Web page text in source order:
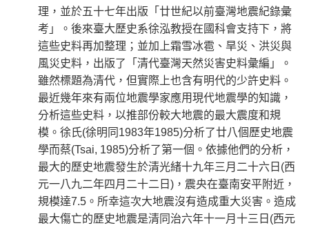
理，並於五十七年出版「廿世紀以前臺灣地震紀錄彙
考」。後來臺大歷史系徐泓教授在國科會支持下，將
這些史料再加整理；並加上霜雪冰雹、旱災、洪災與
風災史料，出版了「清代臺灣天然災害史料彙編」。
雖然標題為清代，但實際上也含有明代的少許史料。
最近幾年來有兩位地震學家應用現代地震學的知識，
分析這些史料，以推部份較大地震的最大震度和規
模。徐氏(徐明同1983年1985)分析了廿八個歷史地震
學而蔡(Tsai, 1985)分析了第一個。依據他們的分析，
最大的歷史地震發生於清光緒十九年三月二十六日(西
元一八九二年四月二十二日)，震央在臺南安平附近，
規模達7.5。所幸這次大地震沒有造成重大災害。造成
最大傷亡的歷史地震是清同治六年十一月十三日(西元